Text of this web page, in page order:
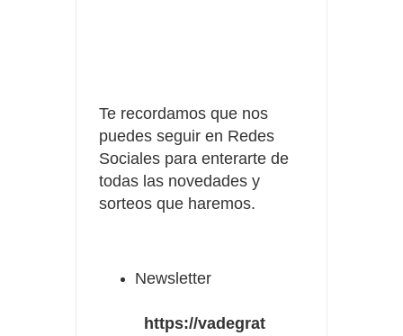
Te recordamos que nos
puedes seguir en Redes
Sociales para enterarte de
todas las novedades y
sorteos que haremos.
Newsletter
https://vadegrat